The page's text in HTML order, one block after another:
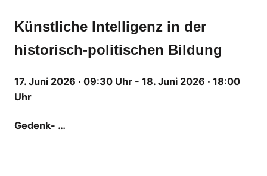
Künstliche Intelligenz in der
historisch-politischen Bildung
17. Juni 2026 · 09:30 Uhr - 18. Juni 2026 · 18:00
Uhr
Gedenk- …